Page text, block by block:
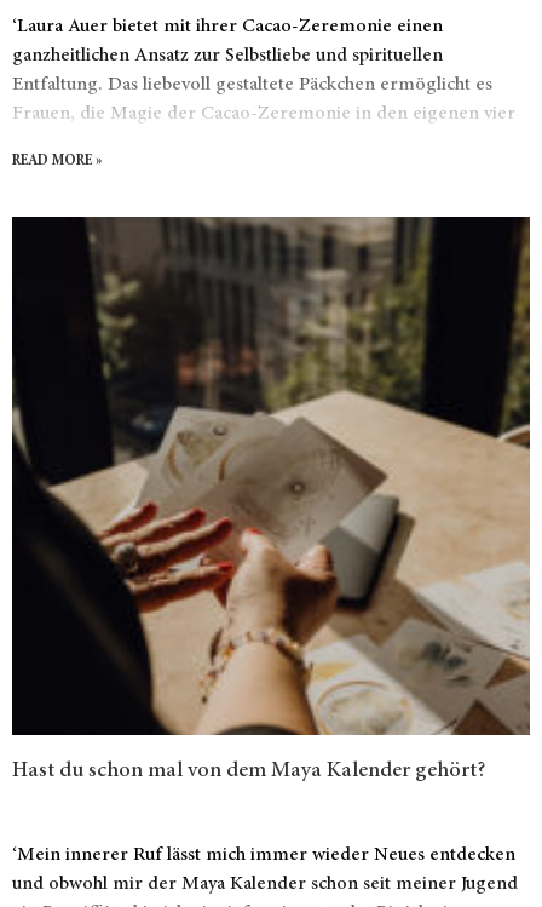
‘Laura Auer bietet mit ihrer Cacao-Zeremonie einen
ganzheitlichen Ansatz zur Selbstliebe und spirituellen
Entfaltung. Das liebevoll gestaltete Päckchen ermöglicht es
Frauen, die Magie der Cacao-Zeremonie in den eigenen vier
READ MORE »
Hast du schon mal von dem Maya Kalender gehört?
‘Mein innerer Ruf lässt mich immer wieder Neues entdecken
und obwohl mir der Maya Kalender schon seit meiner Jugend